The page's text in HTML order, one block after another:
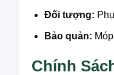
Đối tượng:
Bảo quản:
Chính